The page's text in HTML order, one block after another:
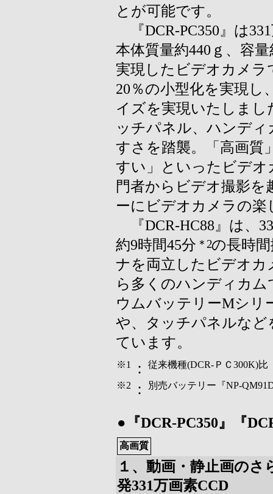
とが可能です。
『DCR-PC350』は
本体質量約440ｇ、容
実現したビデオカメラ
20％の小型化を実現し
イズを実現いたしま
ッチパネル、ハンデ
すさを踏襲。「高画質
すい」といったビデオ
門者からビデオ撮影を
ーにビデオカメラの
『DCR-HC88』は、
約9時間45分 ＊2の長時
ナを両立したビデオカ
ら多くのハンディカ
ウムバッテリーMシリ
や、タッチパネルなど
ています。
※1 ：
従来機種(DCR-ＰＣ300K)比
※2
： 別売バッテリー『NP-
●『DCR-PC350』『
高画質
１、動画・静止画の
発331万画素CCD